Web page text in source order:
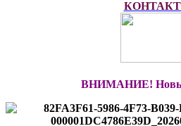
ВНИМАНИЕ!